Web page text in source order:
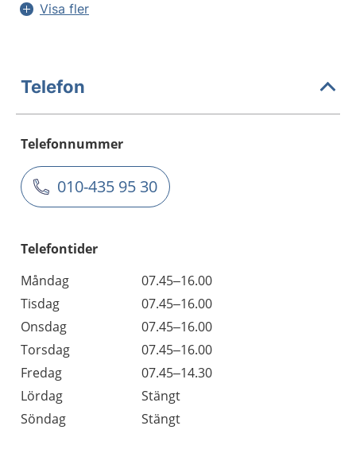
Visa fler
Telefon
Telefonnummer
010-435 95 30
Telefontider
Måndag
07.45–16.00
Tisdag
07.45–16.00
Onsdag
07.45–16.00
Torsdag
07.45–16.00
Fredag
07.45–14.30
Lördag
Stängt
Söndag
Stängt